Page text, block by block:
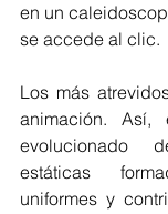
en un
se accede al clic.
Los más
animación. Así,
evolucionado
estáticas
uniformes y